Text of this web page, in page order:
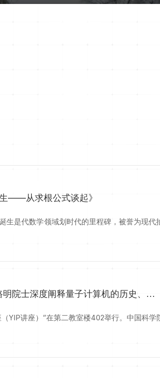
——从求根公式谈起》
是代数学领域划时代的里程碑，被誉为现代
院士深度阐释量子计算机的历史、...
YIP讲座）”在第二教室楼402举行。中国科